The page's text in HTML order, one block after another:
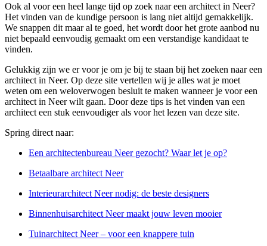
Ook al voor een heel lange tijd op zoek naar een architect in Neer?
Het vinden van de kundige persoon is lang niet altijd gemakkelijk.
We snappen dit maar al te goed, het wordt door het grote aanbod nu
niet bepaald eenvoudig gemaakt om een verstandige kandidaat te
vinden.
Gelukkig zijn we er voor je om je bij te staan bij het zoeken naar een
architect in Neer. Op deze site vertellen wij je alles wat je moet
weten om een weloverwogen besluit te maken wanneer je voor een
architect in Neer wilt gaan. Door deze tips is het vinden van een
architect een stuk eenvoudiger als voor het lezen van deze site.
Spring direct naar:
Een architectenbureau Neer gezocht? Waar let je op?
Betaalbare architect Neer
Interieurarchitect Neer nodig: de beste designers
Binnenhuisarchitect Neer maakt jouw leven mooier
Tuinarchitect Neer – voor een knappere tuin